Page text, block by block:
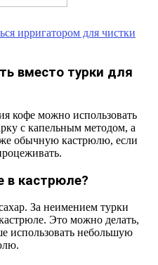
ирригатором для чистки
вместо турки для
кофе можно использовать
с капельным методом, а
обычную кастрюлю, если
в кастрюле?
За неимением турки
Это можно делать,
использовать небольшую